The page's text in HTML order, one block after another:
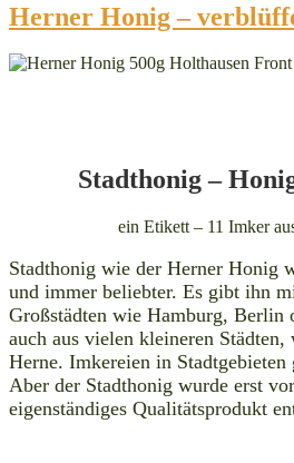
Herner Honig –
Stadthonig –
ein Etikett – 11 Imker
Stadthonig wie der Herner Honig
und immer beliebter. Es gibt ihn
Großstädten wie Hamburg, Berlin
auch aus vielen kleineren
Herne. Imkereien in Stadtgebieten
Aber der Stadthonig wurde erst
eigenständiges Qualitätsprodukt